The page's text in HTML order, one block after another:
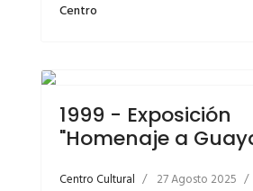
Centro
1999 - Exposición
"Homenaje a
Centro Cultural 27 Agosto 2025